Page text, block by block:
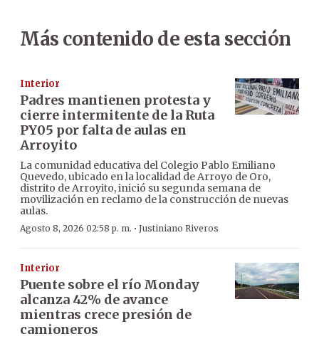
Más contenido de esta sección
Interior
Padres mantienen protesta y
cierre intermitente de la Ruta
PY05 por falta de aulas en
Arroyito
La comunidad educativa del Colegio Pablo Emiliano
Quevedo, ubicado en la localidad de Arroyo de Oro,
distrito de Arroyito, inició su segunda semana de
movilización en reclamo de la construcción de nuevas
aulas.
Agosto 8, 2026 02:58 p. m. · Justiniano Riveros
Interior
Puente sobre el río Monday
alcanza 42% de avance
mientras crece presión de
camioneros